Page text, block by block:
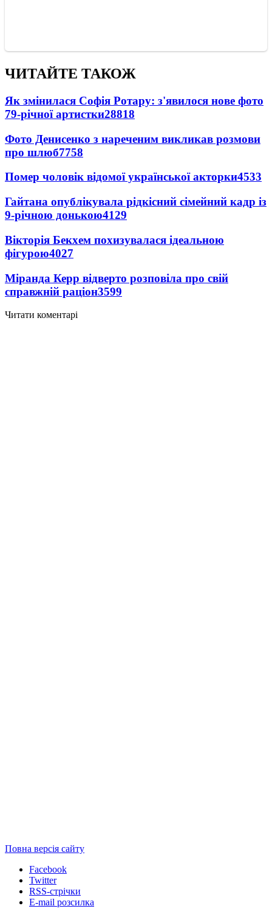
ЧИТАЙТЕ ТАКОЖ
Як змінилася Софія Ротару: з'явилося нове фото
79-річної артистки28818
Фото Денисенко з нареченим викликав розмови
про шлюб7758
Помер чоловік відомої української акторки4533
Гайтана опублікувала рідкісний сімейний кадр із
9-річною донькою4129
Вікторія Бекхем похизувалася ідеальною
фігурою4027
Міранда Керр відверто розповіла про свій
справжній раціон3599
Читати коментарі
Повна версія сайту
Facebook
Twitter
RSS-стрічки
E-mail розсилка